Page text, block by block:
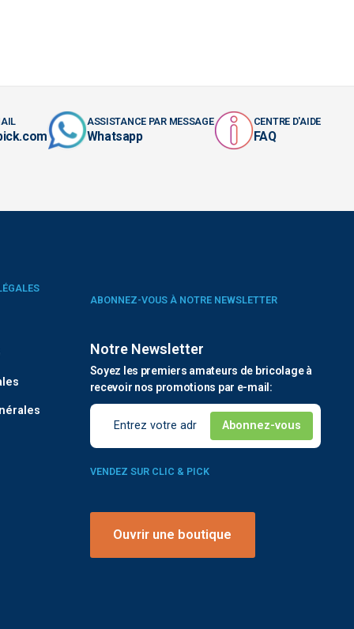
ASSISTANCE PAR MESSAGE
Whatsapp
CENTRE D'AIDE
FAQ
ABONNEZ-VOUS À NOTRE NEWSLETTER
Notre Newsletter
Soyez les premiers amateurs de bricolage à
recevoir nos promotions par e-mail:
VENDEZ SUR CLIC & PICK
Ouvrir une boutique